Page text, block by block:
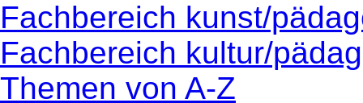
Fachbereich kunst/
Fachbereich kultur/
Themen von A-Z